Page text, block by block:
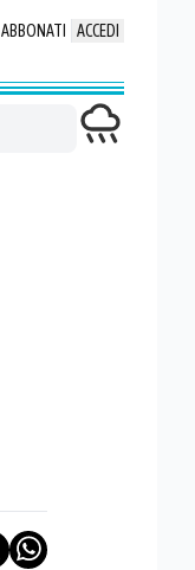
ABBONATI ACCEDI